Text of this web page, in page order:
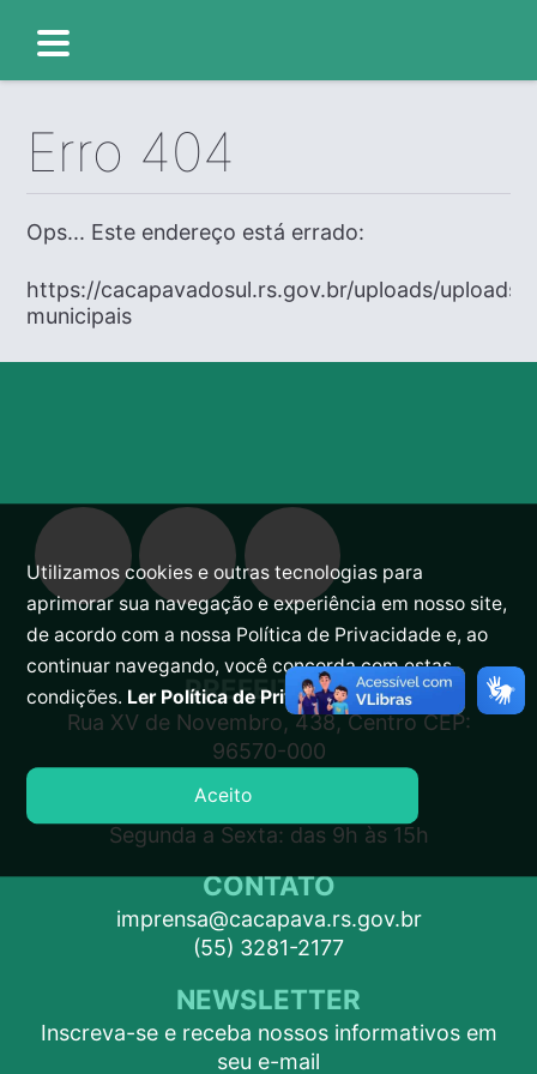
Erro 404
Ops... Este endereço está errado:
https://cacapavadosul.rs.gov.br/uploads/
municipais
PREFEITURA
Rua XV de Novembro, 438, Centro CEP:
96570-000
ATENDIMENTO
Segunda a Sexta: das 9h às 15h
CONTATO
imprensa@cacapava.rs.gov.br
(55) 3281-2177
NEWSLETTER
Inscreva-se e receba nossos informativos em
seu e-mail
Utilizamos cookies e outras tecnologias para
aprimorar sua navegação e experiência em nosso site,
de acordo com a nossa Política de Privacidade e, ao
continuar navegando, você concorda com estas
condições. Ler Política de Privacidade.
Aceito